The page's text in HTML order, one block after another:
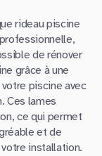
rideau piscine
de rénover
grâce à une
piscine avec
Ces lames
ce qui permet
et de
installation.